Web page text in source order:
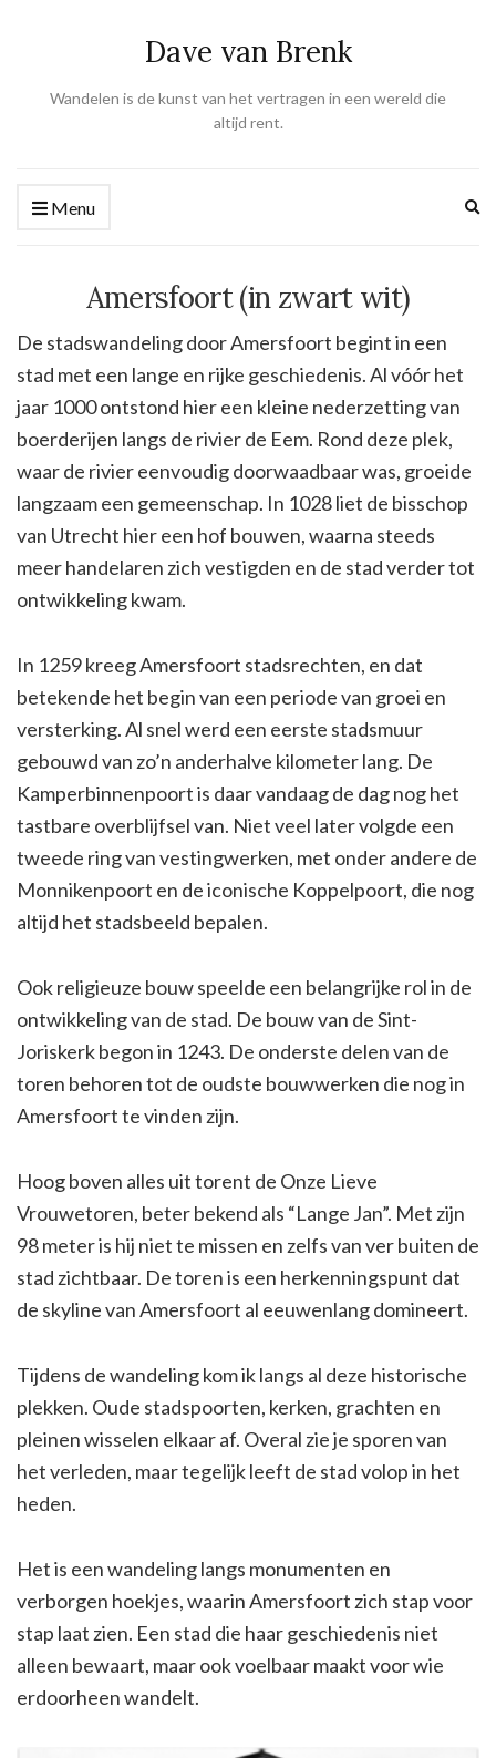
Dave van Brenk
Wandelen is de kunst van het vertragen in een wereld die
altijd rent.
Menu
Amersfoort (in zwart wit)
De stadswandeling door Amersfoort begint in een
stad met een lange en rijke geschiedenis. Al vóór het
jaar 1000 ontstond hier een kleine nederzetting van
boerderijen langs de rivier de Eem. Rond deze plek,
waar de rivier eenvoudig doorwaadbaar was, groeide
langzaam een gemeenschap. In 1028 liet de bisschop
van Utrecht hier een hof bouwen, waarna steeds
meer handelaren zich vestigden en de stad verder tot
ontwikkeling kwam.
In 1259 kreeg Amersfoort stadsrechten, en dat
betekende het begin van een periode van groei en
versterking. Al snel werd een eerste stadsmuur
gebouwd van zo’n anderhalve kilometer lang. De
Kamperbinnenpoort is daar vandaag de dag nog het
tastbare overblijfsel van. Niet veel later volgde een
tweede ring van vestingwerken, met onder andere de
Monnikenpoort en de iconische Koppelpoort, die nog
altijd het stadsbeeld bepalen.
Ook religieuze bouw speelde een belangrijke rol in de
ontwikkeling van de stad. De bouw van de Sint-
Joriskerk begon in 1243. De onderste delen van de
toren behoren tot de oudste bouwwerken die nog in
Amersfoort te vinden zijn.
Hoog boven alles uit torent de Onze Lieve
Vrouwetoren, beter bekend als “Lange Jan”. Met zijn
98 meter is hij niet te missen en zelfs van ver buiten de
stad zichtbaar. De toren is een herkenningspunt dat
de skyline van Amersfoort al eeuwenlang domineert.
Tijdens de wandeling kom ik langs al deze historische
plekken. Oude stadspoorten, kerken, grachten en
pleinen wisselen elkaar af. Overal zie je sporen van
het verleden, maar tegelijk leeft de stad volop in het
heden.
Het is een wandeling langs monumenten en
verborgen hoekjes, waarin Amersfoort zich stap voor
stap laat zien. Een stad die haar geschiedenis niet
alleen bewaart, maar ook voelbaar maakt voor wie
erdoorheen wandelt.